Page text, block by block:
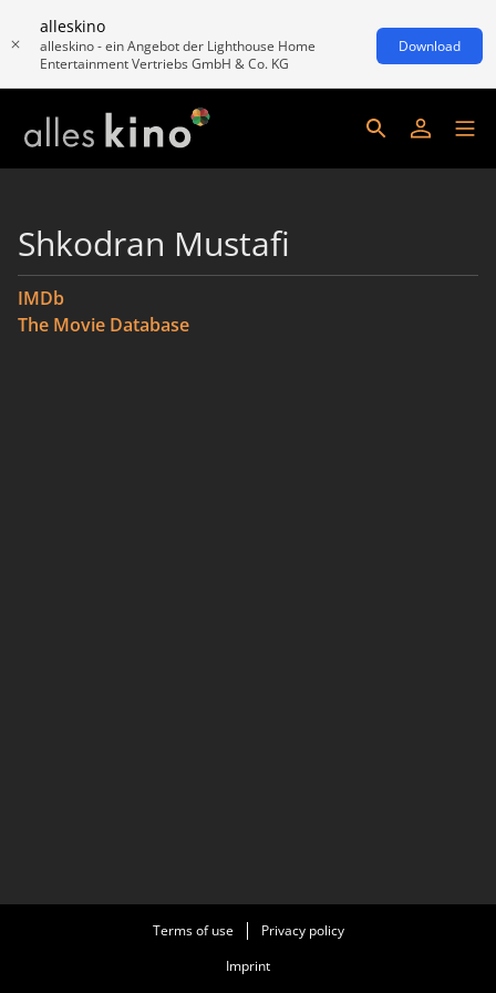
alleskino
alleskino - ein Angebot der Lighthouse Home
Entertainment Vertriebs GmbH & Co. KG
Download
Shkodran Mustafi
IMDb
The Movie Database
Terms of use
Privacy policy
Imprint